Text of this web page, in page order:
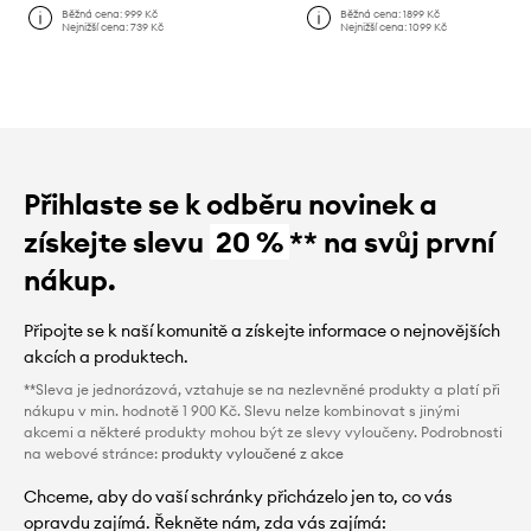
Běžná cena:999 Kč
Nejnižší cena:739 Kč
Běžná cena: 1899 Kč
Nejnižší cena: 1099 Kč
Přihlaste se k odběru novinek a
získejte slevu 20 %** na svůj první
nákup.
Připojte se k naší komunitě a získejte informace o nejnovějších
akcích a produktech.
**Sleva je jednorázová, vztahuje se na nezlevněné produkty a platí při
nákupu v min. hodnotě 1 900 Kč. Slevu nelze kombinovat s jinými
akcemi a některé produkty mohou být ze slevy vyloučeny. Podrobnosti
na webové stránce: produkty vyloučené z akce
Chceme, aby do vaší schránky přicházelo jen to, co vás
opravdu zajímá. Řekněte nám, zda vás zajímá: